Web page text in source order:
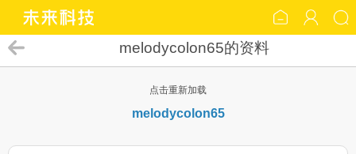
melodycolon65的资料
点击重新加载
melodycolon65